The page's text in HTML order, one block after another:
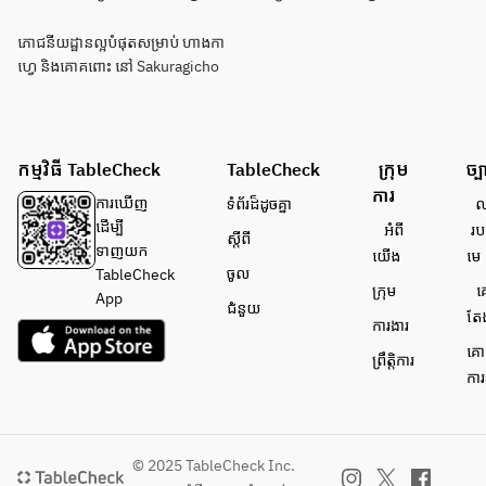
ភោជនីយដ្ឋានល្អបំផុតសម្រាប់ ហាងកា
ហ្វេ និងគោគពោះ នៅ Sakuragicho
កម្មវិធី TableCheck
ការ​ឃើញ
ដើម្បី​
ទាញយក
TableCheck
App
TableCheck
ទំព័រ​ដ៏ដូចគ្នា
ស្តីពី
ចូល
ជំនួយ
ក្រុម
ការ
អំពី​
យើង
ក្រុម
ការងារ
ព្រឹត្តិការ
ច្
រ
មេ
តែ
គ
កា
© 2025 TableCheck Inc.